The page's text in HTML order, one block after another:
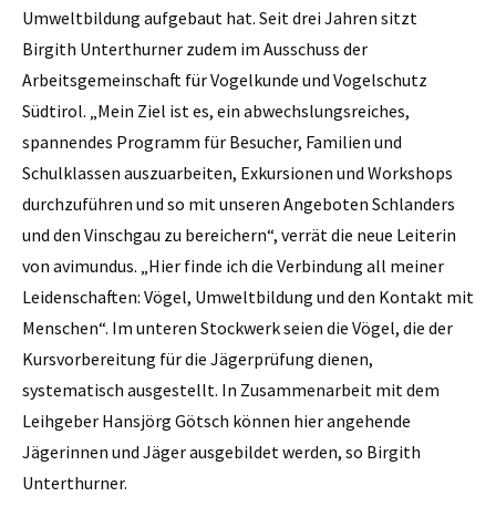
Umweltbildung aufgebaut hat. Seit drei Jahren sitzt
Birgith Unterthurner zudem im Ausschuss der
Arbeitsgemeinschaft für Vogelkunde und Vogelschutz
Südtirol. „Mein Ziel ist es, ein abwechslungsreiches,
spannendes Programm für Besucher, Familien und
Schulklassen auszuarbeiten, Exkursionen und Workshops
durchzuführen und so mit unseren Angeboten Schlanders
und den Vinschgau zu bereichern“, verrät die neue Leiterin
von avimundus. „Hier finde ich die Verbindung all meiner
Leidenschaften: Vögel, Umweltbildung und den Kontakt mit
Menschen“. Im unteren Stockwerk seien die Vögel, die der
Kursvorbereitung für die Jägerprüfung dienen,
systematisch ausgestellt. In Zusammenarbeit mit dem
Leihgeber Hansjörg Götsch können hier angehende
Jägerinnen und Jäger ausgebildet werden, so Birgith
Unterthurner.